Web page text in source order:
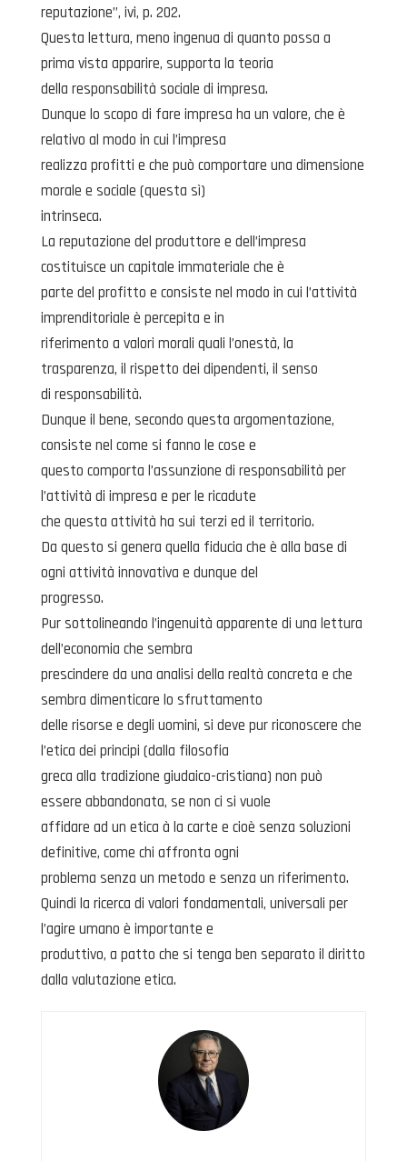
reputazione”, ivi, p. 202.
Questa lettura, meno ingenua di quanto possa a
prima vista apparire, supporta la teoria
della responsabilità sociale di impresa.
Dunque lo scopo di fare impresa ha un valore, che è
relativo al modo in cui l’impresa
realizza profitti e che può comportare una dimensione
morale e sociale (questa sì)
intrinseca.
La reputazione del produttore e dell’impresa
costituisce un capitale immateriale che è
parte del profitto e consiste nel modo in cui l’attività
imprenditoriale è percepita e in
riferimento a valori morali quali l’onestà, la
trasparenza, il rispetto dei dipendenti, il senso
di responsabilità.
Dunque il bene, secondo questa argomentazione,
consiste nel come si fanno le cose e
questo comporta l’assunzione di responsabilità per
l’attività di impresa e per le ricadute
che questa attività ha sui terzi ed il territorio.
Da questo si genera quella fiducia che è alla base di
ogni attività innovativa e dunque del
progresso.
Pur sottolineando l’ingenuità apparente di una lettura
dell’economia che sembra
prescindere da una analisi della realtà concreta e che
sembra dimenticare lo sfruttamento
delle risorse e degli uomini, si deve pur riconoscere che
l’etica dei principi (dalla filosofia
greca alla tradizione giudaico-cristiana) non può
essere abbandonata, se non ci si vuole
affidare ad un etica à la carte e cioè senza soluzioni
definitive, come chi affronta ogni
problema senza un metodo e senza un riferimento.
Quindi la ricerca di valori fondamentali, universali per
l’agire umano è importante e
produttivo, a patto che si tenga ben separato il diritto
dalla valutazione etica.